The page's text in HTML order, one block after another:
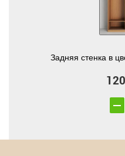
Задняя стенка в